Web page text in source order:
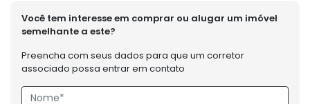
Você tem interesse em comprar ou alugar um imóvel
semelhante a este?
Preencha com seus dados para que um corretor
associado possa entrar em contato